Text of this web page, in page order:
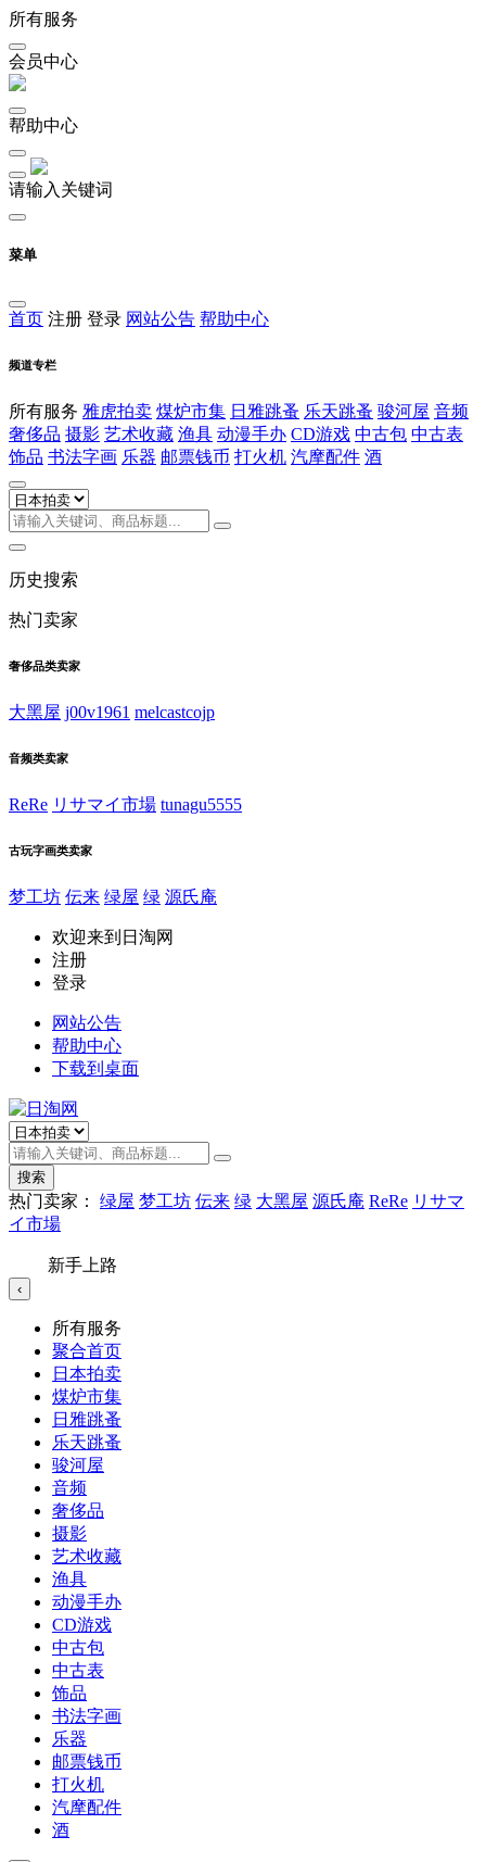
所有服务
会员中心
帮助中心
请输入关键词
菜单
首页 注册 登录 网站公告 帮助中心
频道专栏
所有服务 雅虎拍卖 煤炉市集 日雅跳蚤 乐天跳蚤 骏河屋 音频
奢侈品 摄影 艺术收藏 渔具 动漫手办 CD游戏 中古包 中古表
饰品 书法字画 乐器 邮票钱币 打火机 汽摩配件 酒
历史搜索
热门卖家
奢侈品类卖家
大黑屋 j00v1961 melcastcojp
音频类卖家
ReRe リサマイ市場 tunagu5555
古玩字画类卖家
梦工坊 伝来 绿屋 绿 源氏庵
欢迎来到日淘网
注册
登录
网站公告
帮助中心
下载到桌面
搜索
热门卖家： 绿屋 梦工坊 伝来 绿 大黑屋 源氏庵 ReRe リサマ
イ市場
新手上路
‹
所有服务
聚合首页
日本拍卖
煤炉市集
日雅跳蚤
乐天跳蚤
骏河屋
音频
奢侈品
摄影
艺术收藏
渔具
动漫手办
CD游戏
中古包
中古表
饰品
书法字画
乐器
邮票钱币
打火机
汽摩配件
酒